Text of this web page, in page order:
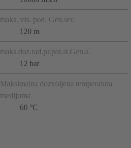
maks. vis. pod. Gen.ser.
120 m
maks.doz.rad.pr.pot.st.Gen.s.
12 bar
Maksimalna dozvoljena temperatura
medijuma
60 °C